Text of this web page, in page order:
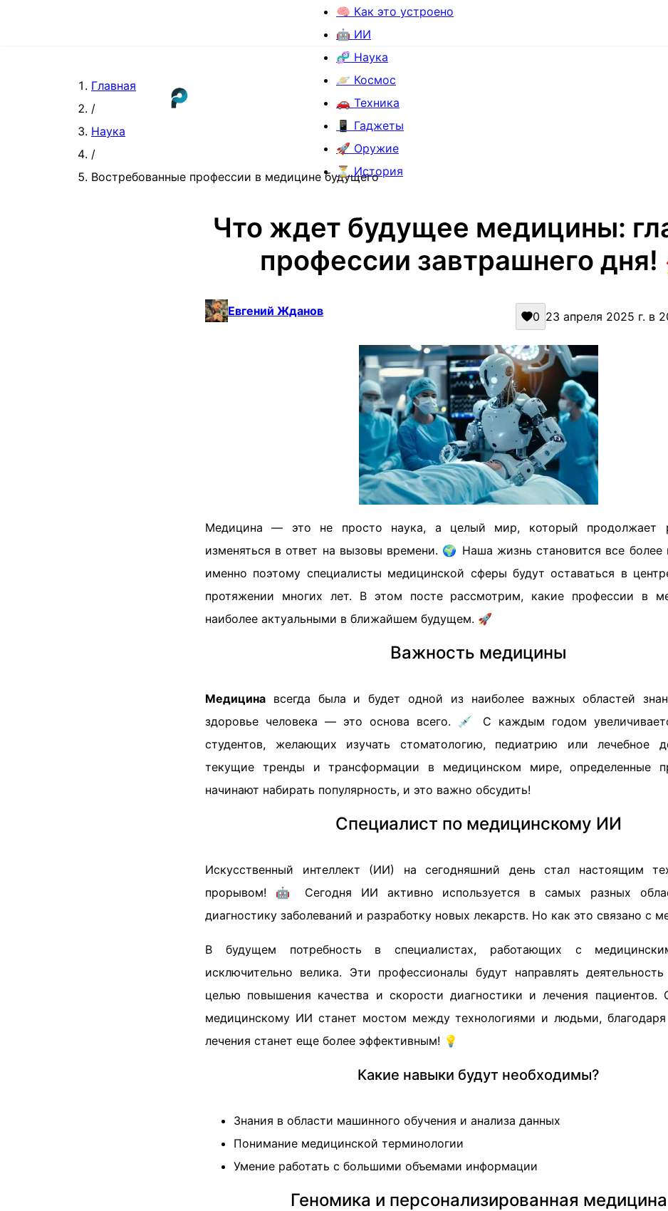
🧠 Как это устроено
🤖 ИИ
🧬 Наука
🪐 Космос
🚗 Техника
📱 Гаджеты
🚀 Оружие
⏳ История
Главная
/
Наука
/
Востребованные профессии в медицине будущего
Что ждет будущее медицины:
профессии завтрашнего дня!
Евгений Жданов 0 23 апреля 2025 г. в
Медицина — это не просто наука, а целый мир, который продолжает
изменяться в ответ на вызовы времени. 🌍 Наша жизнь становится все
именно поэтому специалисты медицинской сферы будут оставаться в
протяжении многих лет. В этом посте рассмотрим, какие профессии в
наиболее актуальными в ближайшем будущем. 🚀
Важность медицины
Медицина всегда была и будет одной из наиболее важных областей
здоровье человека — это основа всего. 💉 С каждым годом
студентов, желающих изучать стоматологию, педиатрию или лечебное
текущие тренды и трансформации в медицинском мире, определенные
начинают набирать популярность, и это важно обсудить!
Специалист по медицинскому ИИ
Искусственный интеллект (ИИ) на сегодняшний день стал настоящим
прорывом! 🤖 Сегодня ИИ активно используется в самых разных
диагностику заболеваний и разработку новых лекарств. Но как это связано с
В будущем потребность в специалистах, работающих с
исключительно велика. Эти профессионалы будут направлять
целью повышения качества и скорости диагностики и лечения пациентов.
медицинскому ИИ станет мостом между технологиями и людьми,
лечения станет еще более эффективным! 💡
Какие навыки будут необходимы?
Знания в области машинного обучения и анализа данных
Понимание медицинской терминологии
Умение работать с большими объемами информации
Геномика и персонализированная медицина